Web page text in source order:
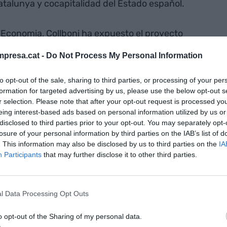
- Do Not Process My Personal Information
opt-out of the sale, sharing to third parties, or processing of your
for targeted advertising by us, please use the below opt-out
selection. Please note that after your opt-out request is processed
interest-based ads based on personal information utilized by us
to third parties prior to your opt-out. You may separately
of your personal information by third parties on the IAB’s list of
This information may also be disclosed by us to third parties on the
Participants that may further disclose it to other third parties.
Data Processing Opt Outs
opt-out of the Sharing of my personal data.
y cocapitalidad del Estado español.
Collboni ha expuesto el proyecto
de la ciudad no sólo una capital política sino
va ligada a la otra" y ha aprovechado la
Comercio y Turismo,
implique en esta tarea. La ministra, que ha sido
de Collboni ante los casi 300 asistentes al
papel de la feria de tecnología móvil, al
y el MWC es, sin duda, Barcelona", y ha hecho
en vez de actuar con "falta de propuestas y
se producen después de que la
de Madrid,
trasladar a la capital del Estado el Mobile.
de la nueva agenda económica de